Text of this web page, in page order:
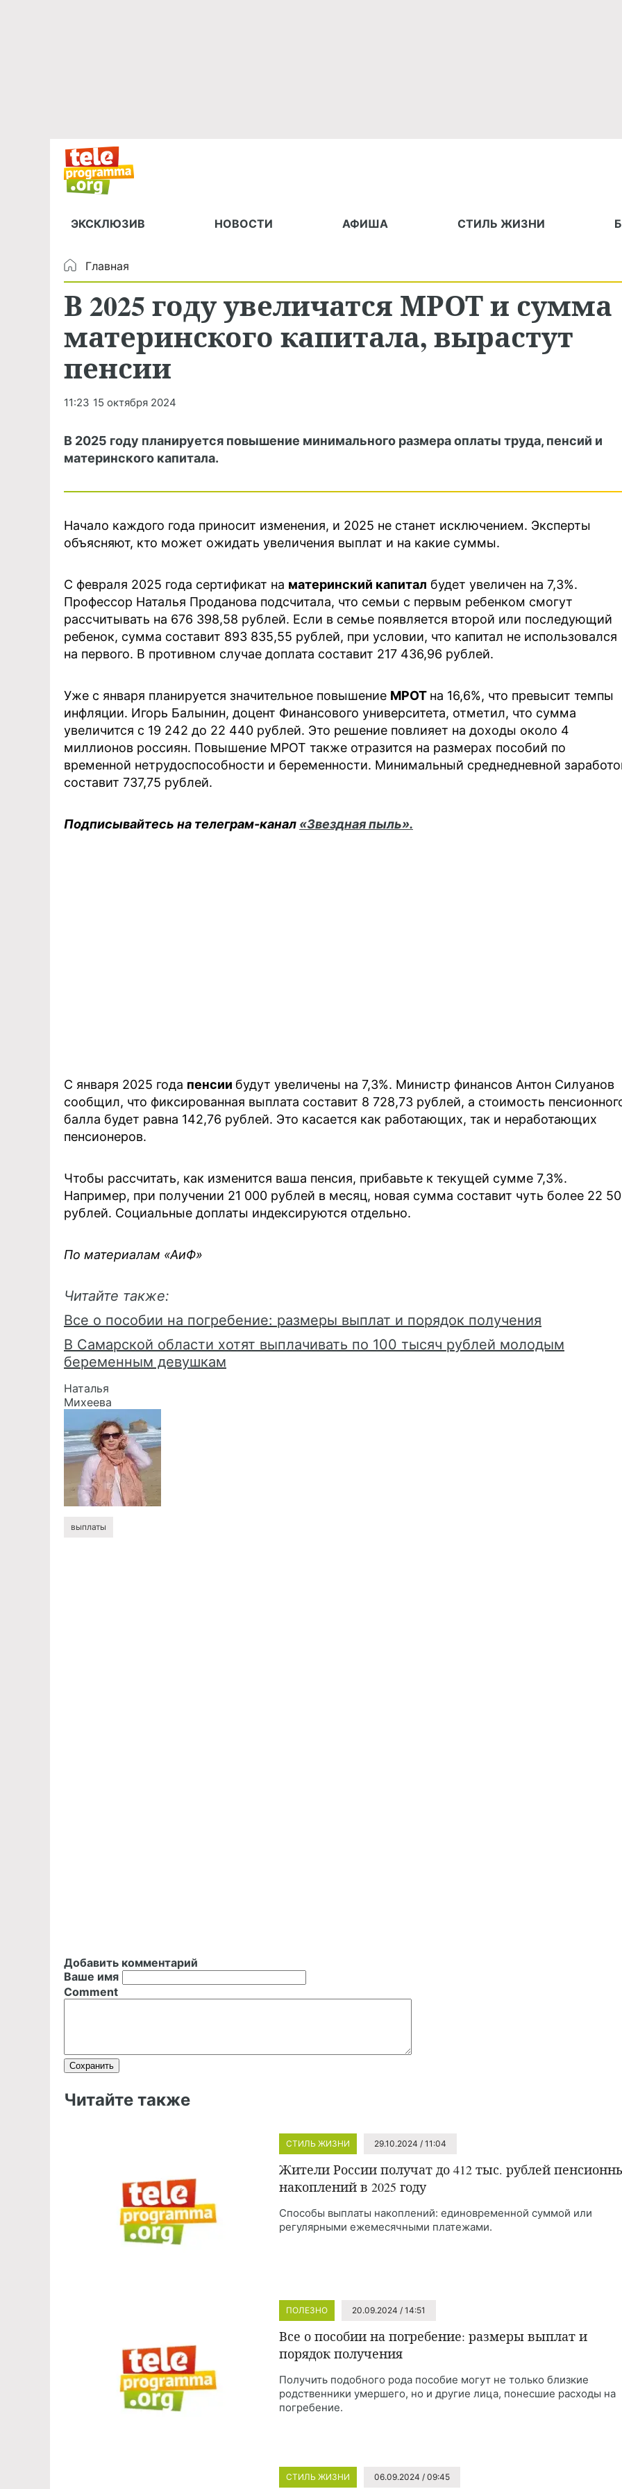
ЭКСКЛЮЗИВ НОВОСТИ АФИША СТИЛЬ ЖИЗНИ
Главная
В 2025 году увеличатся МРОТ и сумма
материнского капитала, вырастут
пенсии
11:23 15 октября 2024
В 2025 году планируется повышение минимального размера оплаты труда, пенсий и
материнского капитала.
Начало каждого года приносит изменения, и 2025 не станет исключением. Эксперты
объясняют, кто может ожидать увеличения выплат и на какие суммы.
С февраля 2025 года сертификат на материнский капитал будет увеличен на 7,3%.
Профессор Наталья Проданова подсчитала, что семьи с первым ребенком смогут
рассчитывать на 676 398,58 рублей. Если в семье появляется второй или последующий
ребенок, сумма составит 893 835,55 рублей, при условии, что капитал не использовался
на первого. В противном случае доплата составит 217 436,96 рублей.
Уже с января планируется значительное повышение МРОТ на 16,6%, что превысит темпы
инфляции. Игорь Балынин, доцент Финансового университета, отметил, что сумма
увеличится с 19 242 до 22 440 рублей. Это решение повлияет на доходы около 4
миллионов россиян. Повышение МРОТ также отразится на размерах пособий по
временной нетрудоспособности и беременности. Минимальный среднедневной
составит 737,75 рублей.
Подписывайтесь на телеграм-канал «Звездная пыль».
С января 2025 года пенсии будут увеличены на 7,3%. Министр финансов Антон Силуанов
сообщил, что фиксированная выплата составит 8 728,73 рублей, а стоимость
балла будет равна 142,76 рублей. Это касается как работающих, так и неработающих
пенсионеров.
Чтобы рассчитать, как изменится ваша пенсия, прибавьте к текущей сумме 7,3%.
Например, при получении 21 000 рублей в месяц, новая сумма составит чуть более 22
рублей. Социальные доплаты индексируются отдельно.
По материалам «АиФ»
Читайте также:
Все о пособии на погребение: размеры выплат и порядок получения
В Самарской области хотят выплачивать по 100 тысяч рублей молодым
беременным девушкам
Наталья
Михеева
выплаты
Добавить комментарий
Ваше имя
Comment
Читайте также
СТИЛЬ ЖИЗНИ 29.10.2024 / 11:04
Жители России получат до 412 тыс. рублей
накоплений в 2025 году
Способы выплаты накоплений: единовременной суммой или
регулярными ежемесячными платежами.
ПОЛЕЗНО 20.09.2024 / 14:51
Все о пособии на погребение: размеры выплат и
порядок получения
Получить подобного рода пособие могут не только близкие
родственники умершего, но и другие лица, понесшие расходы на
погребение.
СТИЛЬ ЖИЗНИ 06.09.2024 / 09:45